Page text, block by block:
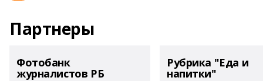
Партнеры
Фотобанк
журналистов РБ
Рубрика "Еда и
напитки"